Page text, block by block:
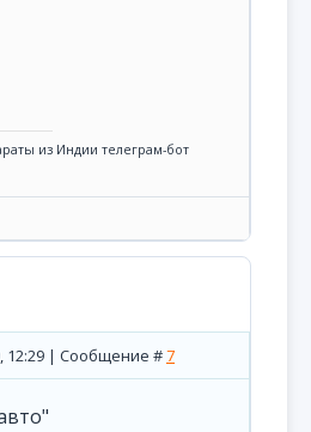
из Индии телеграм-бот
12:29 | Сообщение #7